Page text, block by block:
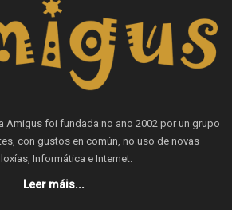
Amigus foi fundada no ano 2002 por un grupo
con gustos en común, no uso de novas
Informática e Internet.
Leer máis...